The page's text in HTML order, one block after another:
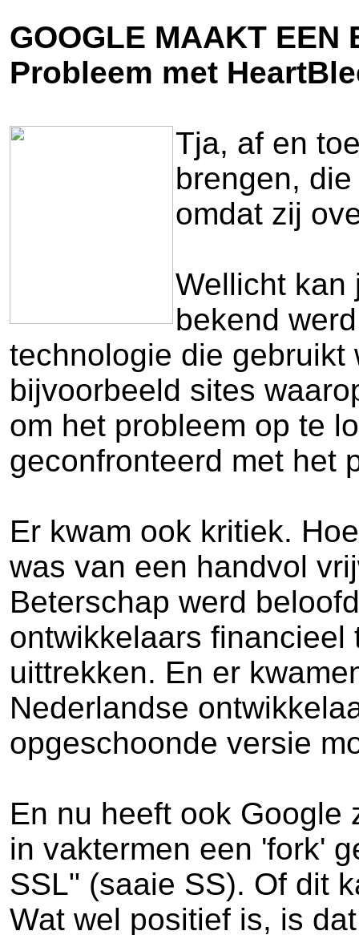
GOOGLE MAAKT EEN
Probleem met
Tja, af en
brengen,
omdat zij
Wellicht kan
bekend
technologie die gebruikt
bijvoorbeeld sites
om het probleem op te
geconfronteerd met het
Er kwam ook kritiek.
was van een handvol
Beterschap werd
ontwikkelaars
uittrekken. En er
Nederlandse
opgeschoonde versie
En nu heeft ook
in vaktermen een 'fork'
SSL" (saaie SS). Of dit
Wat wel positief is, is